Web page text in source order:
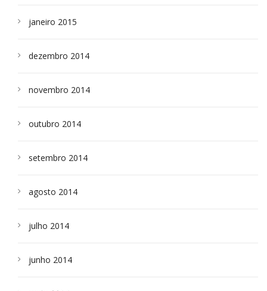
janeiro 2015
dezembro 2014
novembro 2014
outubro 2014
setembro 2014
agosto 2014
julho 2014
junho 2014